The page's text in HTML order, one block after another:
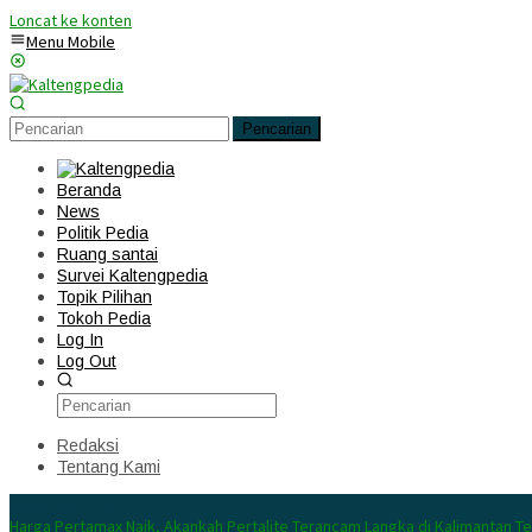
Loncat ke konten
Menu Mobile
Pencarian
Beranda
News
Politik Pedia
Ruang santai
Survei Kaltengpedia
Topik Pilihan
Tokoh Pedia
Log In
Log Out
Redaksi
Tentang Kami
Harga Pertamax Naik, Akankah Pertalite Terancam Langka di Kalimantan